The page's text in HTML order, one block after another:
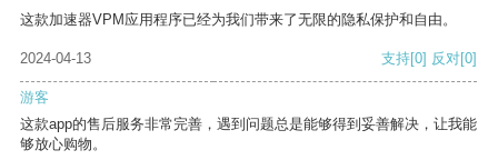
这款加速器VPM应用程序已经为我们带来了无限的隐私保护和自由。
2024-04-13 支持[0] 反对[0]
游客
这款app的售后服务非常完善，遇到问题总是能够得到妥善解决，让我能
够放心购物。